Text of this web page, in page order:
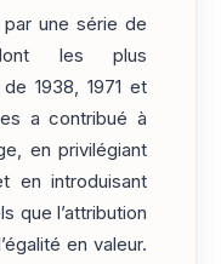
une série de
les plus
1938, 1971 et
a contribué à
en privilégiant
en introduisant
que l’attribution
en valeur.